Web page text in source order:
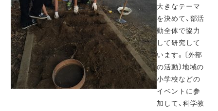
大きなテーマ
を決めて、部活
動全体で協力
して研究して
います。〔外部
の活動〕地域の
小学校などの
イベントに参
加して、科学教